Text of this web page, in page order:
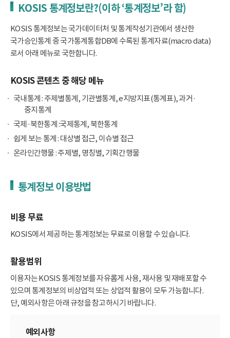
KOSIS 통계정보란?(이하 ‘통계정보’라 함)
KOSIS 통계정보는 국가데이터처 및 통계작성기관에서 생산한
국가승인통계 중 국가통계통합DB에 수록된 통계자료(macro data)
로서 아래 메뉴로 국한합니다.
KOSIS 콘텐츠 중 해당 메뉴
국내통계 : 주제별통계, 기관별통계, e지방지표(통계표), 과거·
중지통계
국제·북한통계 :국제통계, 북한통계
쉽게 보는 통계 : 대상별 접근, 이슈별 접근
온라인간행물 : 주제별, 명칭별, 기획간행물
통계정보 이용방법
비용 무료
KOSIS에서 제공하는 통계정보는 무료로 이용할 수 있습니다.
활용범위
이용자는 KOSIS 통계정보를 자유롭게 사용, 재사용 및 재배포할 수
있으며 통계정보의 비상업적 또는 상업적 활용이 모두 가능합니다.
단, 예외사항은 아래 규정을 참고하시기 바랍니다.
예외사항